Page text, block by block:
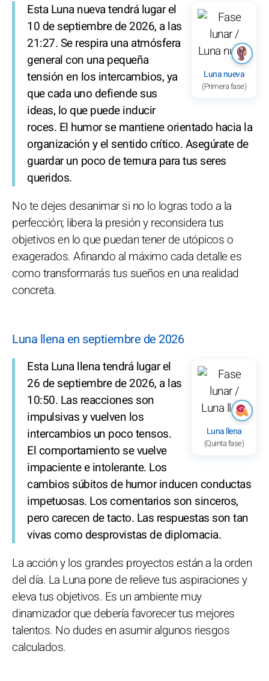
Luna nueva
(Primera fase)
Esta Luna nueva tendrá lugar el
10 de septiembre de 2026, a las
21:27. Se respira una atmósfera
general con una pequeña
tensión en los intercambios, ya
que cada uno defiende sus
ideas, lo que puede inducir
roces. El humor se mantiene orientado hacia la
organización y el sentido crítico. Asegúrate de
guardar un poco de ternura para tus seres
queridos.
No te dejes desanimar si no lo logras todo a la
perfección; libera la presión y reconsidera tus
objetivos en lo que puedan tener de utópicos o
exagerados. Afinando al máximo cada detalle es
como transformarás tus sueños en una realidad
concreta.
Luna llena en septiembre de 2026
Luna llena
(Quinta fase)
Esta Luna llena tendrá lugar el
26 de septiembre de 2026, a las
10:50. Las reacciones son
impulsivas y vuelven los
intercambios un poco tensos.
El comportamiento se vuelve
impaciente e intolerante. Los
cambios súbitos de humor inducen conductas
impetuosas. Los comentarios son sinceros,
pero carecen de tacto. Las respuestas son tan
vivas como desprovistas de diplomacia.
La acción y los grandes proyectos están a la orden
del día. La Luna pone de relieve tus aspiraciones y
eleva tus objetivos. Es un ambiente muy
dinamizador que debería favorecer tus mejores
talentos. No dudes en asumir algunos riesgos
calculados.